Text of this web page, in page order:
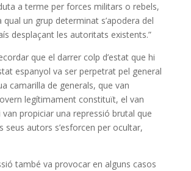
a terme per forces militars o rebels,
un grup determinat s’apodera del
desplaçant les autoritats existents.”
que el darrer colp d’estat que hi
espanyol va ser perpetrat pel general
camarilla de generals, que van
legítimament constituït, el van
van propiciar una repressió brutal que
seus autors s’esforcen per ocultar,
també va provocar en alguns casos